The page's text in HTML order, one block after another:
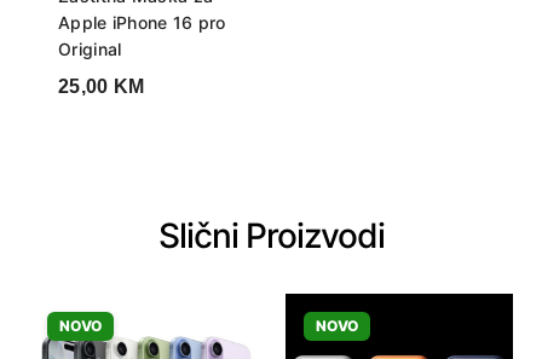
Apple iPhone 16 pro
Original
25,00 KM
Slični Proizvodi
NOVO NOVO